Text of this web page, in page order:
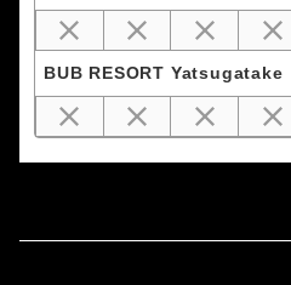
BUB RESORT Yatsugatake